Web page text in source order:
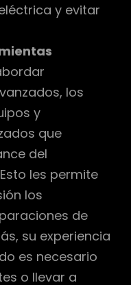
y evitar
los
y
que
del
les permite
los
de
su experiencia
es necesario
o llevar a